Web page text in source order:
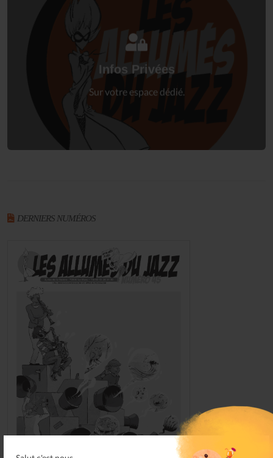
Infos Privées
Sur votre espace dédié.
Connectez-vous
DERNIERS NUMÉROS